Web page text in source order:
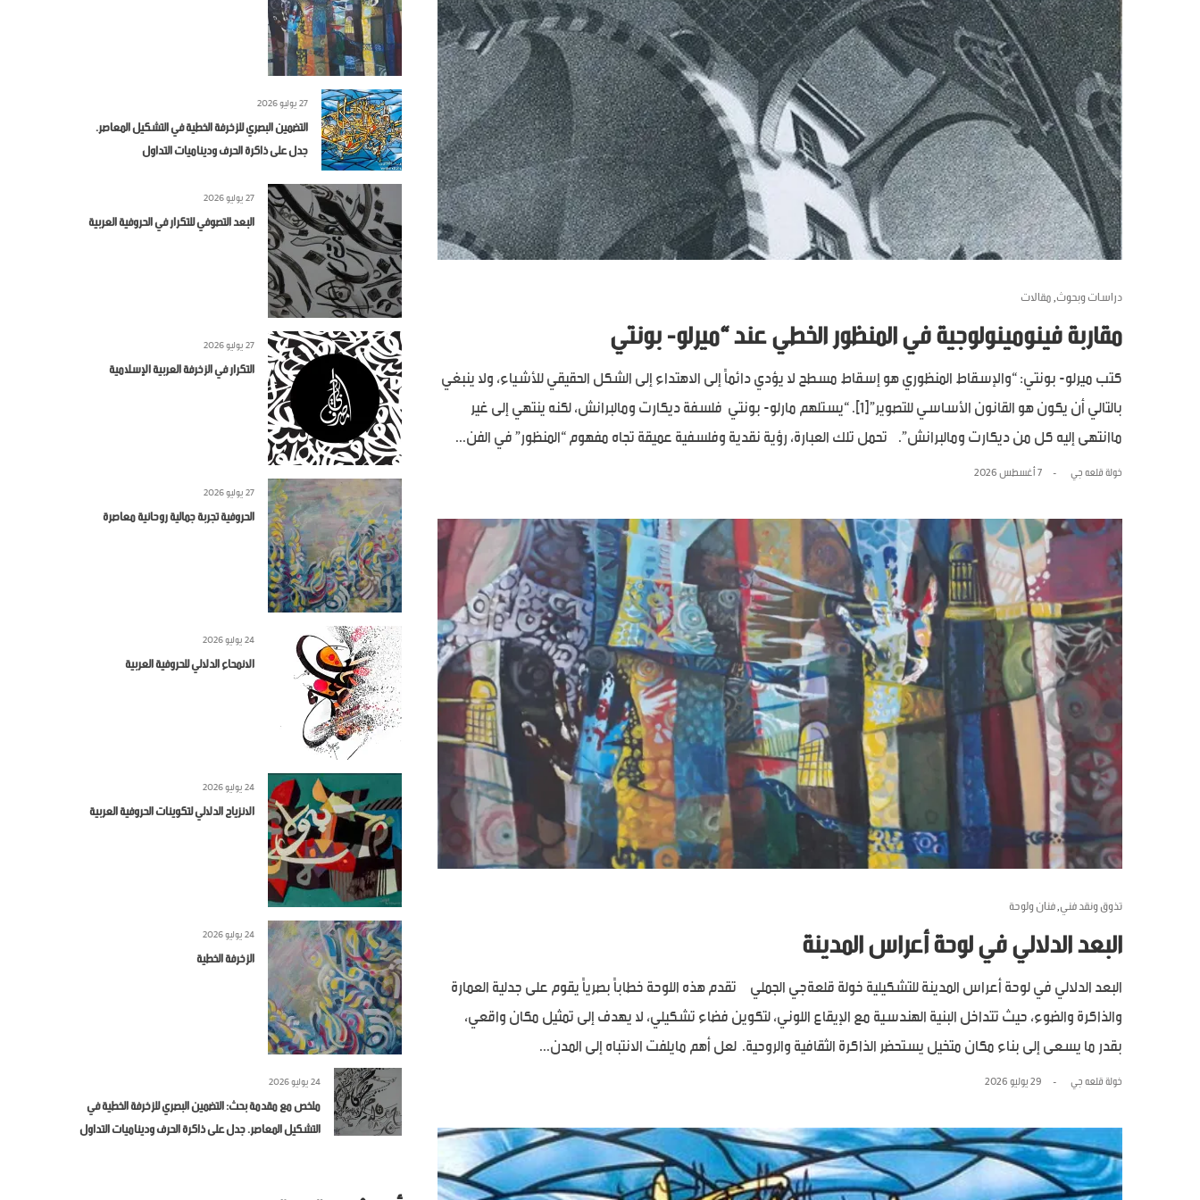
دراسات وبحوث,مقالات
مقاربة فينومينولوجية في المنظور الخطي عند “ميرلو- بونتي
كتب ميرلو- بونتي: “والإسقاط المنظوري هو إسقاط مسطح لا يؤدي دائماً إلى الاهتداء إلى الشكل الحقيقي للأشياء، ولا ينبغي
بالتالي أن يكون هو القانون الأساسي للتصوير”[1]. “يستلهم مارلو- بونتي فلسفة ديكارت ومالبرانش، لكنه ينتهي إلى غير
ماانتهى إليه كل من ديكارت ومالبرانش”. تحمل تلك العبارة، رؤية نقدية وفلسفية عميقة تجاه مفهوم “المنظور” في الفن...
خولة قلعه جي 7 أغسطس 2026
تذوق ونقد فني,فنان ولوحة
البعد الدلالي في لوحة أعراس المدينة
البعد الدلالي في لوحة أعراس المدينة للتشكيلية خولة قلعةجي الجملي تقدم هذه اللوحة خطاباً بصرياً يقوم على جدلية العمارة
والذاكرة والضوء، حيث تتداخل البنية الهندسية مع الإيقاع اللوني، لتكوين فضاء تشكيلي، لا يهدف إلى تمثيل مكان واقعي،
بقدر ما يسعى إلى بناء مكان متخيل يستحضر الذاكرة الثقافية والروحية. لعل أهم مايلفت الانتباه إلى المدن...
خولة قلعه جي 29 يوليو 2026
27 يوليو 2026
التضمين البصري للزخرفة الخطية في التشكيل المعاصر.
جدل على ذاكرة الحرف وديناميات التداول
27 يوليو 2026
البعد التصوفي للتكرار في الحروفية العربية
27 يوليو 2026
التكرار في الزخرفة العربية الإسلامية
27 يوليو 2026
الحروفية تجربة جمالية روحانية معاصرة
24 يوليو 2026
الانمحاء الدلالي للحروفية العربية
24 يوليو 2026
الانزياح الدلالي لتكوينات الحروفية العربية
24 يوليو 2026
الزخرفة الخطية
24 يوليو 2026
ملخص مع مقدمة بحث: التضمين البصري للزخرفة الخطية في
التشكيل المعاصر. جدل على ذاكرة الحرف وديناميات التداول